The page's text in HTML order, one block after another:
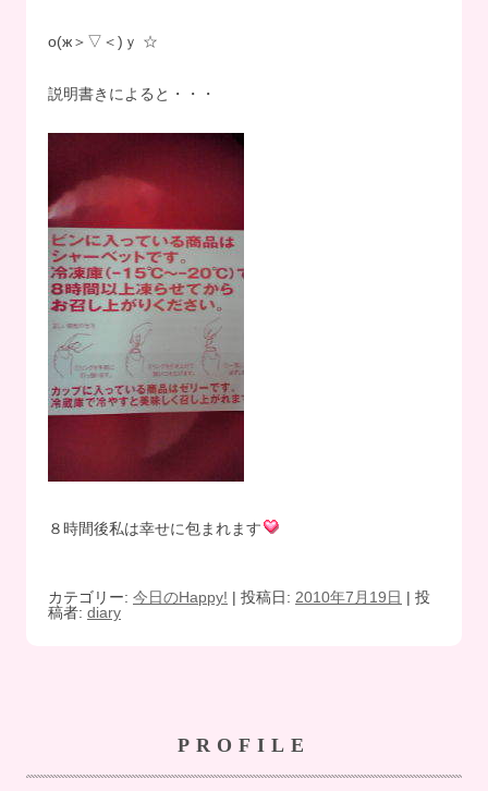
о(ж＞▽＜)ｙ ☆
説明書きによると・・・
８時間後私は幸せに包まれます
カテゴリー: 今日のHappy! | 投稿日: 2010年7月19日 | 投
稿者: diary
PROFILE